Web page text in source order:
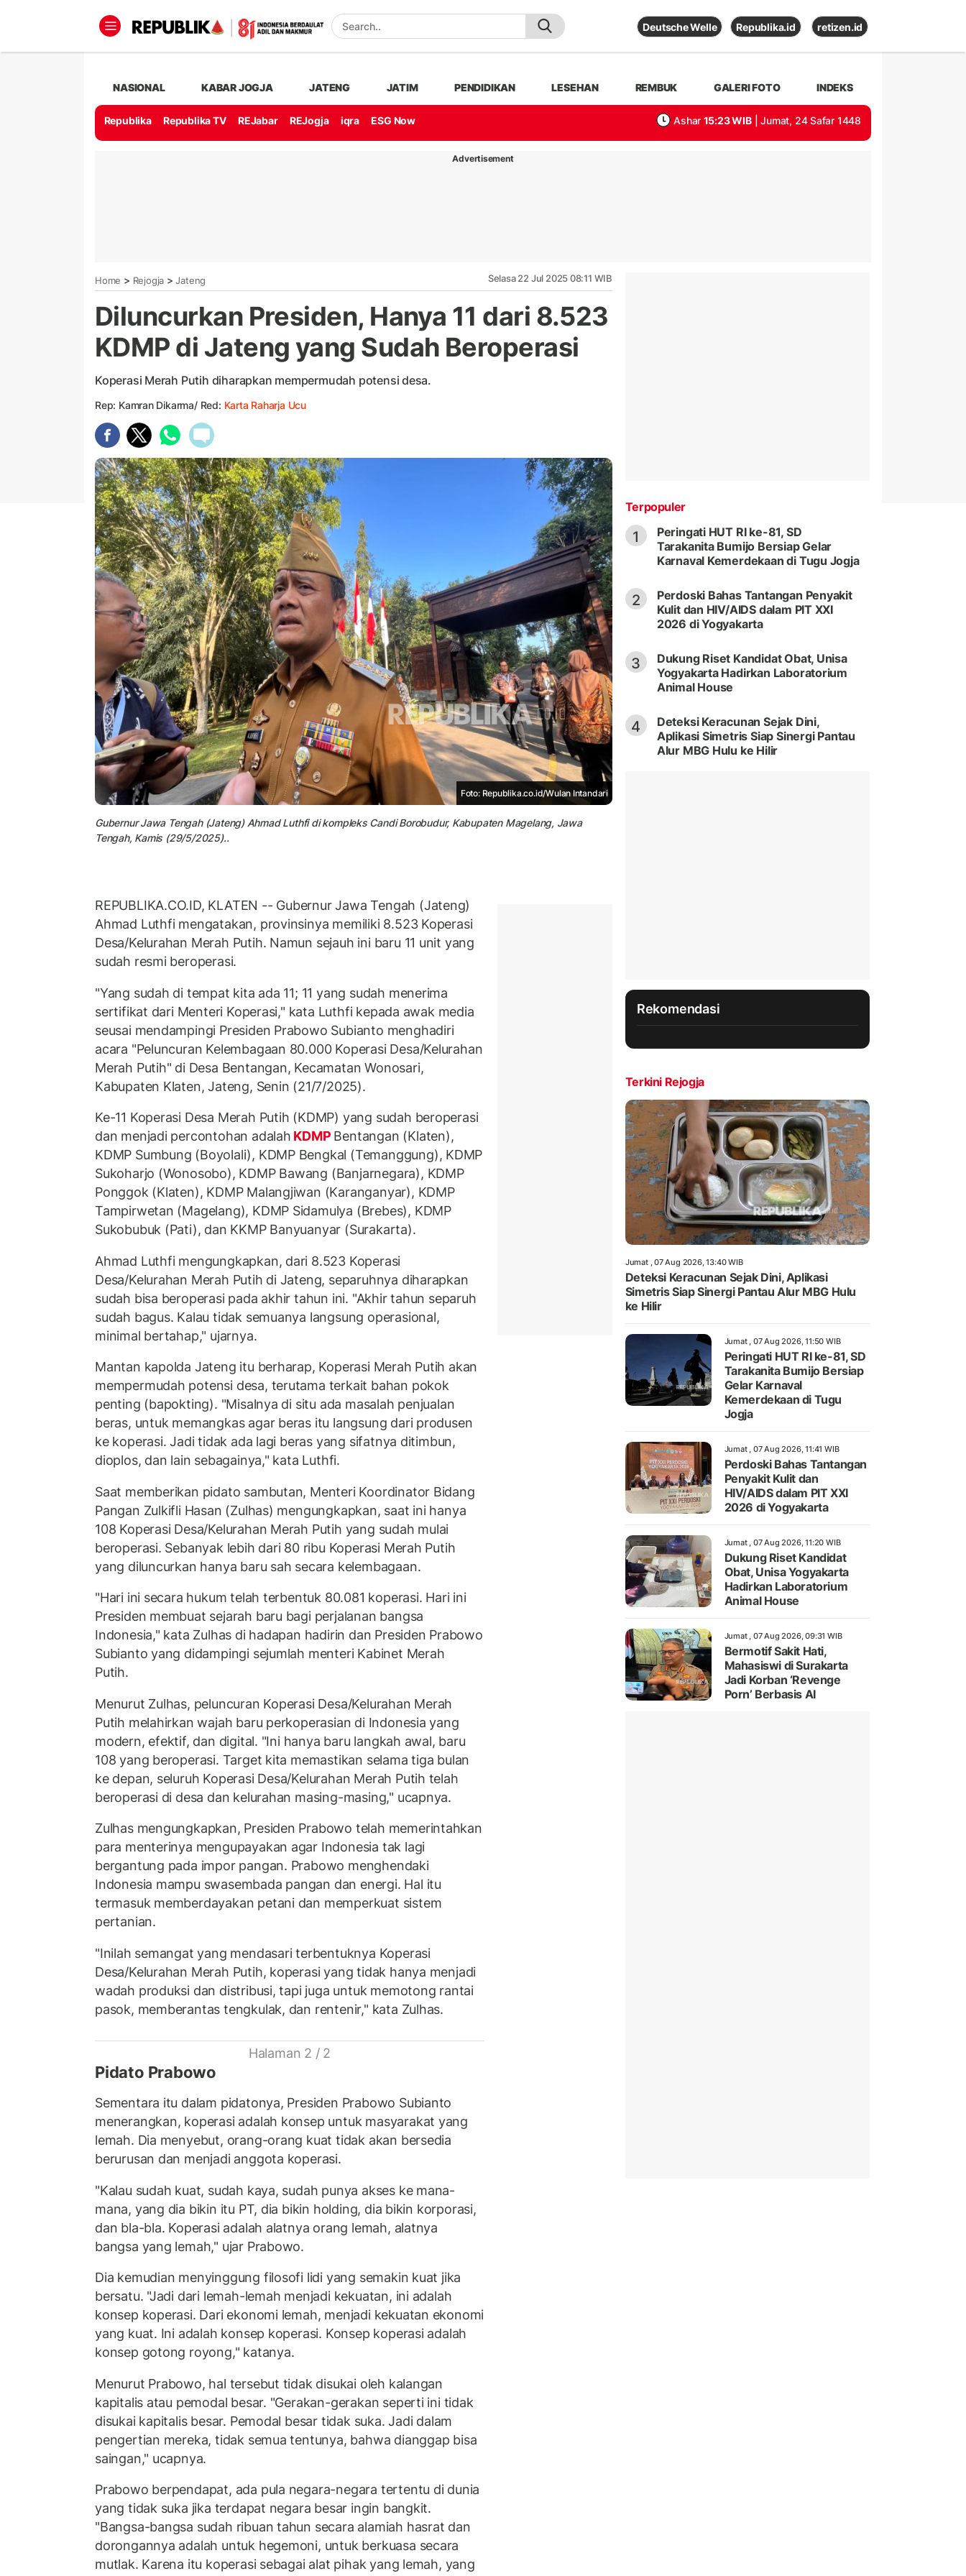
Deutsche Welle Republika.id retizen.id
NASIONAL KABAR JOGJA JATENG JATIM PENDIDIKAN LESEHAN REMBUK GALERI FOTO INDEKS
Republika Republika TV REJabar REJogja iqra ESG Now Ashar 15:23 WIB | Jumat, 24 Safar 1448
Advertisement
Home > Rejogja > Jateng Selasa 22 Jul 2025 08:11 WIB
Diluncurkan Presiden, Hanya 11 dari 8.523
KDMP di Jateng yang Sudah Beroperasi
Koperasi Merah Putih diharapkan mempermudah potensi desa.
Rep: Kamran Dikarma/ Red: Karta Raharja Ucu
Foto: Republika.co.id/Wulan Intandari
Gubernur Jawa Tengah (Jateng) Ahmad Luthfi di kompleks Candi Borobudur, Kabupaten Magelang, Jawa
Tengah, Kamis (29/5/2025)..
REPUBLIKA.CO.ID, KLATEN -- Gubernur Jawa Tengah (Jateng)
Ahmad Luthfi mengatakan, provinsinya memiliki 8.523 Koperasi
Desa/Kelurahan Merah Putih. Namun sejauh ini baru 11 unit yang
sudah resmi beroperasi.
"Yang sudah di tempat kita ada 11; 11 yang sudah menerima
sertifikat dari Menteri Koperasi," kata Luthfi kepada awak media
seusai mendampingi Presiden Prabowo Subianto menghadiri
acara "Peluncuran Kelembagaan 80.000 Koperasi Desa/Kelurahan
Merah Putih" di Desa Bentangan, Kecamatan Wonosari,
Kabupaten Klaten, Jateng, Senin (21/7/2025).
Ke-11 Koperasi Desa Merah Putih (KDMP) yang sudah beroperasi
dan menjadi percontohan adalah KDMP Bentangan (Klaten),
KDMP Sumbung (Boyolali), KDMP Bengkal (Temanggung), KDMP
Sukoharjo (Wonosobo), KDMP Bawang (Banjarnegara), KDMP
Ponggok (Klaten), KDMP Malangjiwan (Karanganyar), KDMP
Tampirwetan (Magelang), KDMP Sidamulya (Brebes), KDMP
Sukobubuk (Pati), dan KKMP Banyuanyar (Surakarta).
Ahmad Luthfi mengungkapkan, dari 8.523 Koperasi
Desa/Kelurahan Merah Putih di Jateng, separuhnya diharapkan
sudah bisa beroperasi pada akhir tahun ini. "Akhir tahun separuh
sudah bagus. Kalau tidak semuanya langsung operasional,
minimal bertahap," ujarnya.
Mantan kapolda Jateng itu berharap, Koperasi Merah Putih akan
mempermudah potensi desa, terutama terkait bahan pokok
penting (bapokting). "Misalnya di situ ada masalah penjualan
beras, untuk memangkas agar beras itu langsung dari produsen
ke koperasi. Jadi tidak ada lagi beras yang sifatnya ditimbun,
dioplos, dan lain sebagainya," kata Luthfi.
Saat memberikan pidato sambutan, Menteri Koordinator Bidang
Pangan Zulkifli Hasan (Zulhas) mengungkapkan, saat ini hanya
108 Koperasi Desa/Kelurahan Merah Putih yang sudah mulai
beroperasi. Sebanyak lebih dari 80 ribu Koperasi Merah Putih
yang diluncurkan hanya baru sah secara kelembagaan.
"Hari ini secara hukum telah terbentuk 80.081 koperasi. Hari ini
Presiden membuat sejarah baru bagi perjalanan bangsa
Indonesia," kata Zulhas di hadapan hadirin dan Presiden Prabowo
Subianto yang didampingi sejumlah menteri Kabinet Merah
Putih.
Menurut Zulhas, peluncuran Koperasi Desa/Kelurahan Merah
Putih melahirkan wajah baru perkoperasian di Indonesia yang
modern, efektif, dan digital. "Ini hanya baru langkah awal, baru
108 yang beroperasi. Target kita memastikan selama tiga bulan
ke depan, seluruh Koperasi Desa/Kelurahan Merah Putih telah
beroperasi di desa dan kelurahan masing-masing," ucapnya.
Zulhas mengungkapkan, Presiden Prabowo telah memerintahkan
para menterinya mengupayakan agar Indonesia tak lagi
bergantung pada impor pangan. Prabowo menghendaki
Indonesia mampu swasembada pangan dan energi. Hal itu
termasuk memberdayakan petani dan memperkuat sistem
pertanian.
"Inilah semangat yang mendasari terbentuknya Koperasi
Desa/Kelurahan Merah Putih, koperasi yang tidak hanya menjadi
wadah produksi dan distribusi, tapi juga untuk memotong rantai
pasok, memberantas tengkulak, dan rentenir," kata Zulhas.
Halaman 2 / 2
Pidato Prabowo
Sementara itu dalam pidatonya, Presiden Prabowo Subianto
menerangkan, koperasi adalah konsep untuk masyarakat yang
lemah. Dia menyebut, orang-orang kuat tidak akan bersedia
berurusan dan menjadi anggota koperasi.
"Kalau sudah kuat, sudah kaya, sudah punya akses ke mana-
mana, yang dia bikin itu PT, dia bikin holding, dia bikin korporasi,
dan bla-bla. Koperasi adalah alatnya orang lemah, alatnya
bangsa yang lemah," ujar Prabowo.
Dia kemudian menyinggung filosofi lidi yang semakin kuat jika
bersatu. "Jadi dari lemah-lemah menjadi kekuatan, ini adalah
konsep koperasi. Dari ekonomi lemah, menjadi kekuatan ekonomi
yang kuat. Ini adalah konsep koperasi. Konsep koperasi adalah
konsep gotong royong," katanya.
Menurut Prabowo, hal tersebut tidak disukai oleh kalangan
kapitalis atau pemodal besar. "Gerakan-gerakan seperti ini tidak
disukai kapitalis besar. Pemodal besar tidak suka. Jadi dalam
pengertian mereka, tidak semua tentunya, bahwa dianggap bisa
saingan," ucapnya.
Prabowo berpendapat, ada pula negara-negara tertentu di dunia
yang tidak suka jika terdapat negara besar ingin bangkit.
"Bangsa-bangsa sudah ribuan tahun secara alamiah hasrat dan
dorongannya adalah untuk hegemoni, untuk berkuasa secara
mutlak. Karena itu koperasi sebagai alat pihak yang lemah, yang
Terpopuler
1
Peringati HUT RI ke-81, SD
Tarakanita Bumijo Bersiap Gelar
Karnaval Kemerdekaan di Tugu Jogja
2
Perdoski Bahas Tantangan Penyakit
Kulit dan HIV/AIDS dalam PIT XXI
2026 di Yogyakarta
3
Dukung Riset Kandidat Obat, Unisa
Yogyakarta Hadirkan Laboratorium
Animal House
4
Deteksi Keracunan Sejak Dini,
Aplikasi Simetris Siap Sinergi Pantau
Alur MBG Hulu ke Hilir
Rekomendasi
Terkini Rejogja
Jumat , 07 Aug 2026, 13:40 WIB
Deteksi Keracunan Sejak Dini, Aplikasi
Simetris Siap Sinergi Pantau Alur MBG Hulu
ke Hilir
Jumat , 07 Aug 2026, 11:50 WIB
Peringati HUT RI ke-81, SD
Tarakanita Bumijo Bersiap
Gelar Karnaval
Kemerdekaan di Tugu
Jogja
Jumat , 07 Aug 2026, 11:41 WIB
Perdoski Bahas Tantangan
Penyakit Kulit dan
HIV/AIDS dalam PIT XXI
2026 di Yogyakarta
Jumat , 07 Aug 2026, 11:20 WIB
Dukung Riset Kandidat
Obat, Unisa Yogyakarta
Hadirkan Laboratorium
Animal House
Jumat , 07 Aug 2026, 09:31 WIB
Bermotif Sakit Hati,
Mahasiswi di Surakarta
Jadi Korban ‘Revenge
Porn’ Berbasis AI